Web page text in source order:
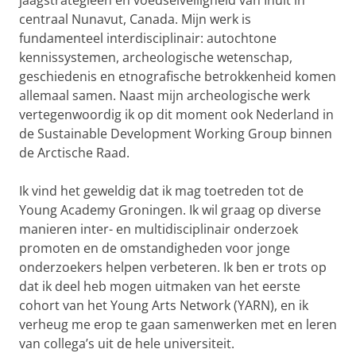
centraal Nunavut, Canada. Mijn werk is
fundamenteel interdisciplinair: autochtone
kennissystemen, archeologische wetenschap,
geschiedenis en etnografische betrokkenheid komen
allemaal samen. Naast mijn archeologische werk
vertegenwoordig ik op dit moment ook Nederland in
de Sustainable Development Working Group binnen
de Arctische Raad.
Ik vind het geweldig dat ik mag toetreden tot de
Young Academy Groningen. Ik wil graag op diverse
manieren inter- en multidisciplinair onderzoek
promoten en de omstandigheden voor jonge
onderzoekers helpen verbeteren. Ik ben er trots op
dat ik deel heb mogen uitmaken van het eerste
cohort van het Young Arts Network (YARN), en ik
verheug me erop te gaan samenwerken met en leren
van collega’s uit de hele universiteit.